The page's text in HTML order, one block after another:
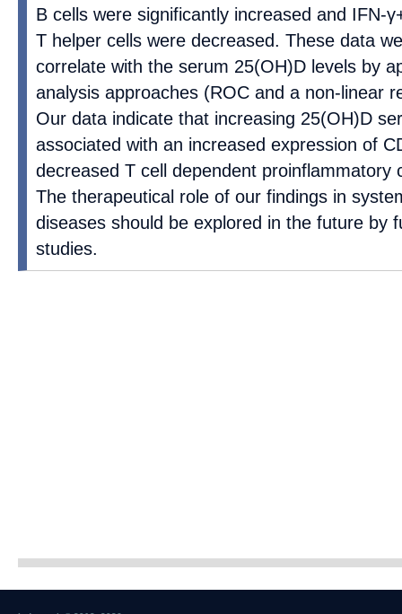
B cells were significantly increased and IFN-
T helper cells were decreased. These data
correlate with the serum 25(OH)D levels by
analysis approaches (ROC and a non-linear
Our data indicate that increasing 25(OH)D
associated with an increased expression of
decreased T cell dependent proinflammatory
The therapeutical role of our findings in
diseases should be explored in the future by
studies.